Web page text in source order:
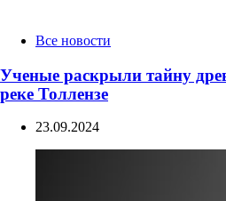
CategoriesВсе новости
Ученые раскрыли тайну
реке Толлензе
23.09.2024